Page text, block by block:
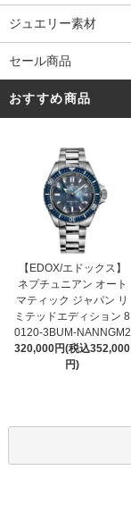
ジュエリー素材
セール商品
おすすめ商品
【EDOX/エドックス】
ネプチュニアン オート
マティック ジャパン リ
ミテッドエディション 8
0120-3BUM-NANNGM2
320,000円(税込352,000
円)